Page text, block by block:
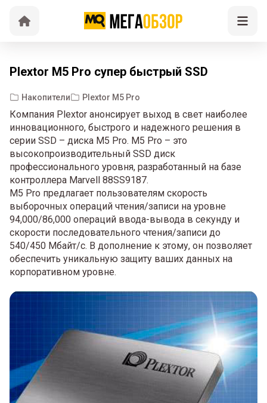
Plextor M5 Pro супер быстрый SSD
Накопители Plextor M5 Pro
Компания Plextor анонсирует выход в свет наиболее
инновационного, быстрого и надежного решения в
серии SSD – диска M5 Pro. M5 Pro – это
высокопроизводительный SSD диск
профессионального уровня, разработанный на базе
контроллера Marvell 88SS9187.
M5 Pro предлагает пользователям скорость
выборочных операций чтения/записи на уровне
94,000/86,000 операций ввода-вывода в секунду и
скорости последовательного чтения/записи до
540/450 Мбайт/c. В дополнение к этому, он позволяет
обеспечить уникальную защиту ваших данных на
корпоративном уровне.